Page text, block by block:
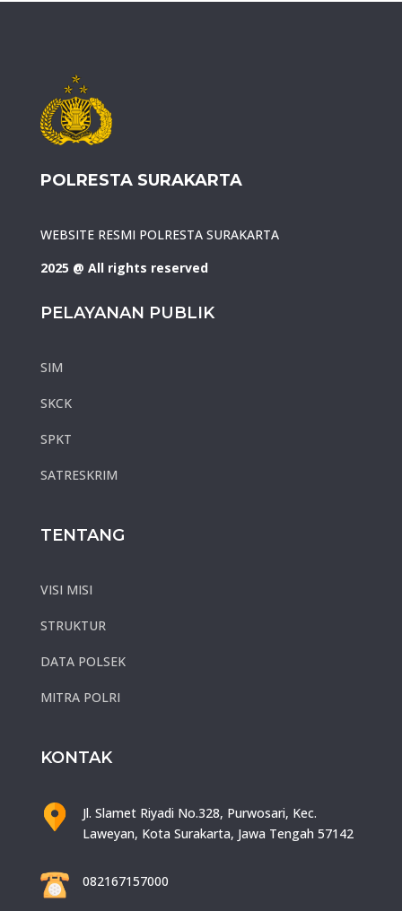
POLRESTA SURAKARTA
WEBSITE RESMI POLRESTA SURAKARTA
2025 @ All rights reserved
PELAYANAN PUBLIK
SIM
SKCK
SPKT
SATRESKRIM
TENTANG
VISI MISI
STRUKTUR
DATA POLSEK
MITRA POLRI
KONTAK
Jl. Slamet Riyadi No.328, Purwosari, Kec.
Laweyan, Kota Surakarta, Jawa Tengah 57142
082167157000